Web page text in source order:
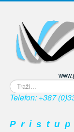
Traži...
Telefon: +387
P r i s t u p